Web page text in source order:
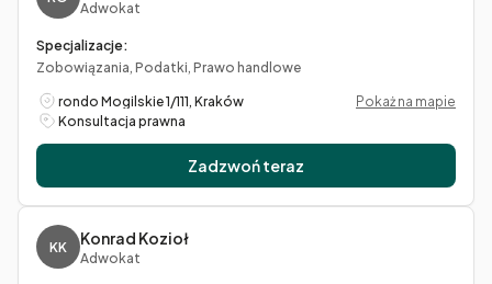
Adwokat
Specjalizacje:
Zobowiązania, Podatki, Prawo handlowe
rondo Mogilskie 1/111, Kraków
Pokaż na mapie
Konsultacja prawna
Zadzwoń teraz
KK Konrad Kozioł
Adwokat